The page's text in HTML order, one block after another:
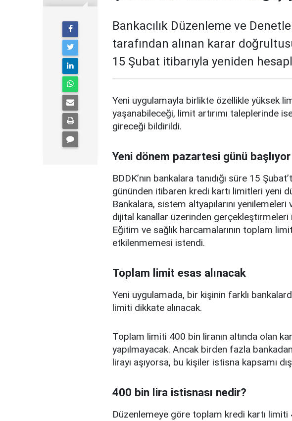
Bankacılık Düzenleme ve
tarafından alınan karar
15 Şubat itibarıyla yeniden
Yeni uygulamayla birlikte özellikle yüksek
yaşanabileceği, limit artırımı taleplerinde
gireceği bildirildi.
Yeni dönem pazartesi günü başlıyor
BDDK’nın bankalara tanıdığı süre 15
gününden itibaren kredi kartı limitleri yeni
Bankalara, sistem altyapılarını
dijital kanallar üzerinden gerçekleştirmeleri
Eğitim ve sağlık harcamalarının toplam
etkilenmemesi istendi.
Toplam limit esas alınacak
Yeni uygulamada, bir kişinin farklı
limiti dikkate alınacak.
Toplam limiti 400 bin liranın altında olan
yapılmayacak. Ancak birden fazla
lirayı aşıyorsa, bu kişiler istisna kapsamı
400 bin lira istisnası nedir?
Düzenlemeye göre toplam kredi kartı limiti